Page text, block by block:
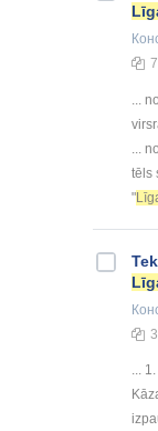
7
...
...
tēls
"
3
...